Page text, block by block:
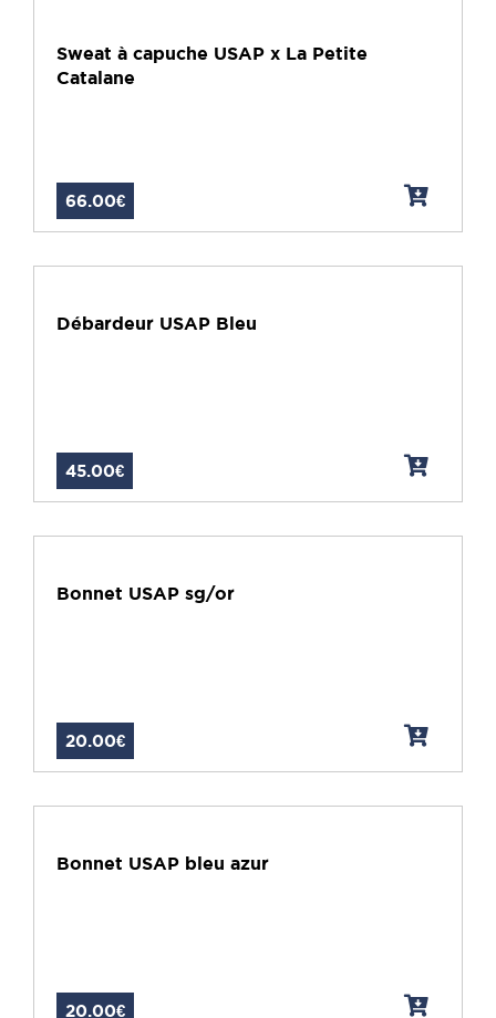
Sweat à capuche USAP x La Petite
Catalane
66.00€
Débardeur USAP Bleu
45.00€
Bonnet USAP sg/or
20.00€
Bonnet USAP bleu azur
20.00€